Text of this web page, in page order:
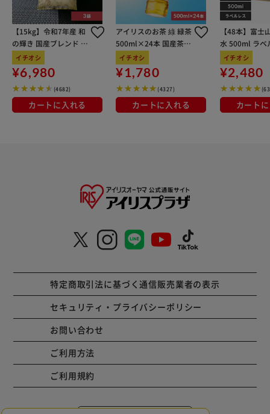
【15kg】令和7年産 和
の輝き 国産ブレンド 5
kg×3袋
イチオシ
¥6,980
(4682)
カートに入れる
アイリスのお茶 綠 緑茶
500ml×24本 国産茶葉
100％使用
イチオシ
¥1,780
(4327)
カートに入れる
【48本】富士
水 500ml ラベ
イチオシ
¥2,480
カート
特定商取引法に基づく通信販売業者の表示
セキュリティ・プライバシーポリシー
お問い合わせ
ご利用方法
ご利用規約